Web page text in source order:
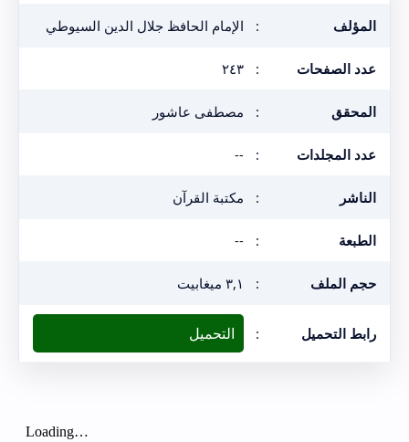
المؤلف : الإمام الحافظ جلال الدين السيوطي
عدد الصفحات : ٢٤٣
المحقق : مصطفى عاشور
عدد المجلدات :
--
الناشر : مكتبة القرآن
الطبعة :
--
حجم الملف : ٣,١ ميغابيت
رابط التحميل : التحميل